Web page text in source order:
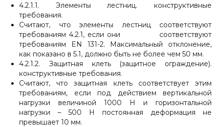
4.2.1.1. Элементы лестниц. конструктивные
требования.
Считают, что элементы лестниц соответствуют
требованиям 4.2.1, если они соответствуют
требованиям EN 131-2. Максимальный отклонение,
как показано в 5.1, должно быть не более чем 50 мм.
4.2.1.2. Защитная клеть (защитное ограждение).
конструктивные требования.
Считают, что защитная клеть соответствует этим
требованиям, если под действием вертикальной
нагрузки величиной 1000 Н и горизонтальной
нагрузки – 500 Н постоянная деформация не
превышает 10 мм.